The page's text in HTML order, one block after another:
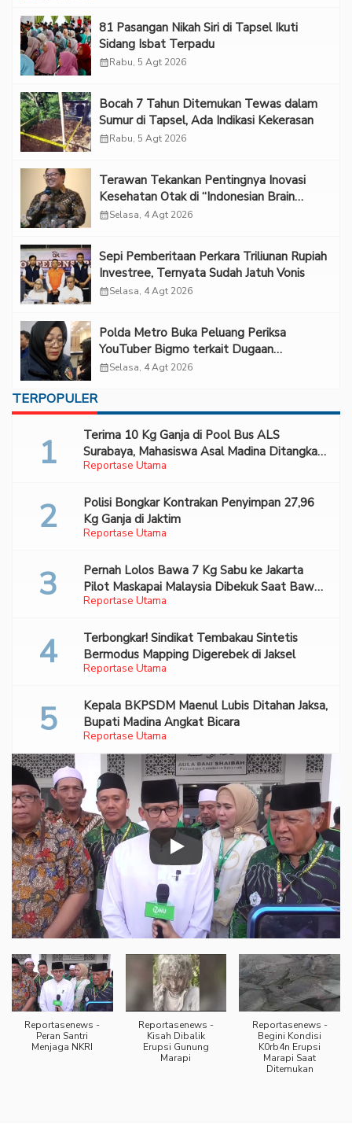
81 Pasangan Nikah Siri di Tapsel Ikuti
Sidang Isbat Terpadu
calendar_monthRabu, 5 Agt 2026
Bocah 7 Tahun Ditemukan Tewas dalam
Sumur di Tapsel, Ada Indikasi Kekerasan
calendar_monthRabu, 5 Agt 2026
Terawan Tekankan Pentingnya Inovasi
Kesehatan Otak di “Indonesian Brain
Forum 2026 UPN Veteran Jakarta”
calendar_monthSelasa, 4 Agt 2026
Sepi Pemberitaan Perkara Triliunan Rupiah
Investree, Ternyata Sudah Jatuh Vonis
calendar_monthSelasa, 4 Agt 2026
Polda Metro Buka Peluang Periksa
YouTuber Bigmo terkait Dugaan
Eksploitasi Anak
calendar_monthSelasa, 4 Agt 2026
TERPOPULER
Reportase Utama
Terima 10 Kg Ganja di Pool Bus ALS
Surabaya, Mahasiswa Asal Madina Ditangkap
Bareskrim
Reportase Utama
Polisi Bongkar Kontrakan Penyimpan 27,96
Kg Ganja di Jaktim
Reportase Utama
Pernah Lolos Bawa 7 Kg Sabu ke Jakarta
Pilot Maskapai Malaysia Dibekuk Saat Bawa
70 Ribu Pil Ekstasi Di Bandara Soetta
Reportase Utama
Terbongkar! Sindikat Tembakau Sintetis
Bermodus Mapping Digerebek di Jaksel
Reportase Utama
Kepala BKPSDM Maenul Lubis Ditahan Jaksa,
Bupati Madina Angkat Bicara
Reportasenews -
Peran Santri
Menjaga NKRI
Reportasenews -
Kisah Dibalik
Erupsi Gunung
Marapi
Reportasenews -
Begini Kondisi
K0rb4n Erupsi
Marapi Saat
Ditemukan